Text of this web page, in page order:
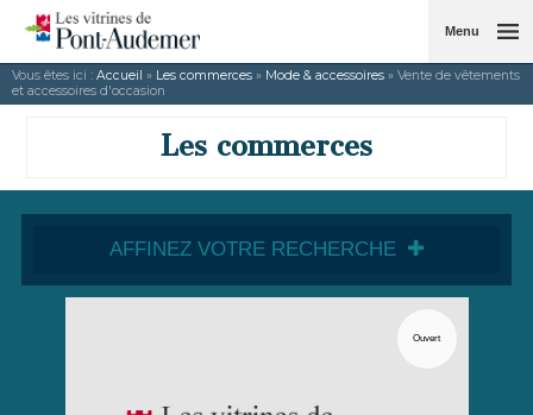
Menu
Vous êtes ici : Accueil » Les commerces » Mode & accessoires » Vente de vêtements
et accessoires d'occasion
Les commerces
AFFINEZ VOTRE RECHERCHE
Ouvert